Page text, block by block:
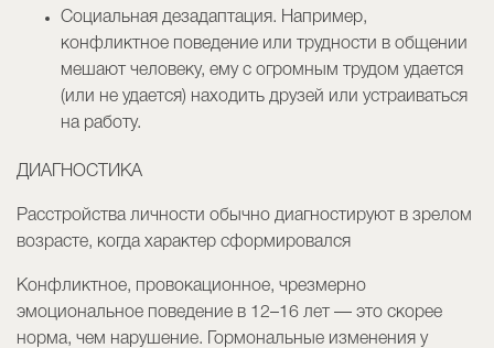
Социальная дезадаптация. Например,
конфликтное поведение или трудности в общении
мешают человеку, ему с огромным трудом удается
(или не удается) находить друзей или устраиваться
на работу.
ДИАГНОСТИКА
Расстройства личности обычно диагностируют в зрелом
возрасте, когда характер сформировался
Конфликтное, провокационное, чрезмерно
эмоциональное поведение в 12–16 лет — это скорее
норма, чем нарушение. Гормональные изменения у